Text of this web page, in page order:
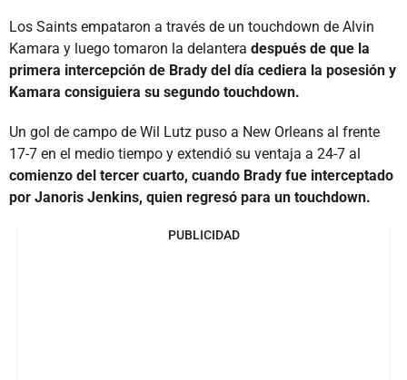
Los Saints empataron a través de un touchdown de Alvin
Kamara y luego tomaron la delantera después de que la
primera intercepción de Brady del día cediera la posesión y
Kamara consiguiera su segundo touchdown.
Un gol de campo de Wil Lutz puso a New Orleans al frente
17-7 en el medio tiempo y extendió su ventaja a 24-7 al
comienzo del tercer cuarto, cuando Brady fue interceptado
por Janoris Jenkins, quien regresó para un touchdown.
PUBLICIDAD